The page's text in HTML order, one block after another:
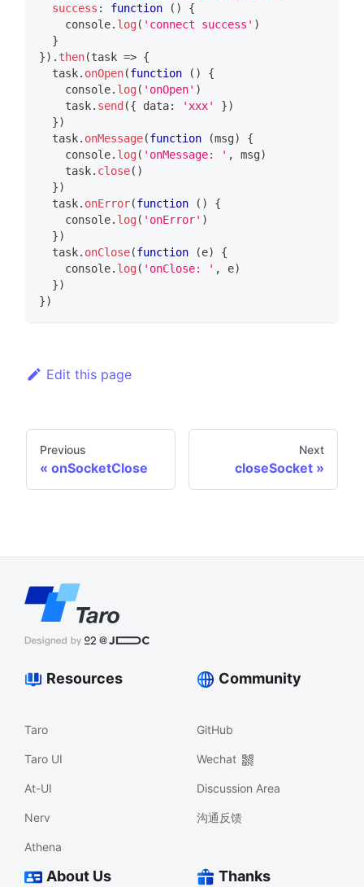
success : function ( )
{
console. log( 'connect success' )
}
}) . then(task => {
  task
. onOpen(function ( )
{
console. log( 'onOpen' )
    task
. send ({ data: 'xxx' })
})
  task
. onMessage(function (msg)
{
console. log( 'onMessage: ' , msg)
    task
. close( )
})
  task
. onError(function ( )
{
console. log( 'onError' )
})
  task
. onClose(function (e)
{
console. log( 'onClose: ' , e)
})
})
Edit this page
Previous
onSocketClose
Next
closeSocket
Resources
Taro
Taro UI
At-UI
Nerv
Athena
Community
GitHub
Wechat
Discussion Area
沟通反馈
About Us Thanks